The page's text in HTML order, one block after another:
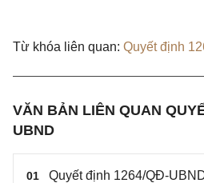
Từ khóa liên quan: Quyết định
VĂN BẢN LIÊN QUAN
UBND
01
Quyết định 1264/QĐ-